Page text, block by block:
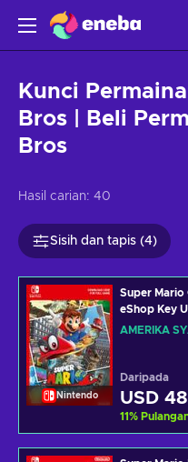
Kunci
Bros | Beli
Bros
Hasil carian: 40
Sisih dan tapis (4)
Nintendo
Super Mario
eShop Key
AMERIKA
Daripada
USD
11%